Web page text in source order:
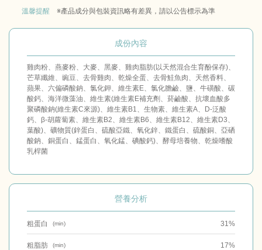
溫馨提醒 ※產品成分與包裝資訊略有差異，請以公告標示為準
成份內容
雞肉粉、燕麥粉、大麥、黑麥、雞肉脂肪(以天然混合生育酚保存)、
芒草纖維、豌豆、去骨雞肉、乾燥全蛋、去骨鮭魚肉、天然香料、
蘋果、六偏磷酸鈉、氯化鉀、維生素E、氯化膽鹼、鹽、牛磺酸、碳
酸鈣、海洋微藻油、維生素(維生素E補充劑、菸鹼酸、抗壞血酸多
聚磷酸鈉(維生素C來源)、維生素B1、生物素、維生素A、D-泛酸
鈣、β-胡蘿蔔素、維生素B2、維生素B6、維生素B12、維生素D3、
葉酸)、礦物質(鋅蛋白、硫酸亞鐵、氧化鋅、鐵蛋白、硫酸銅、亞硒
酸鈉、銅蛋白、錳蛋白、氧化錳、碘酸鈣)、酵母培養物、乾燥嗜酸
乳桿菌
營養分析
粗蛋白 (min) 31%
粗脂肪 (min) 17%